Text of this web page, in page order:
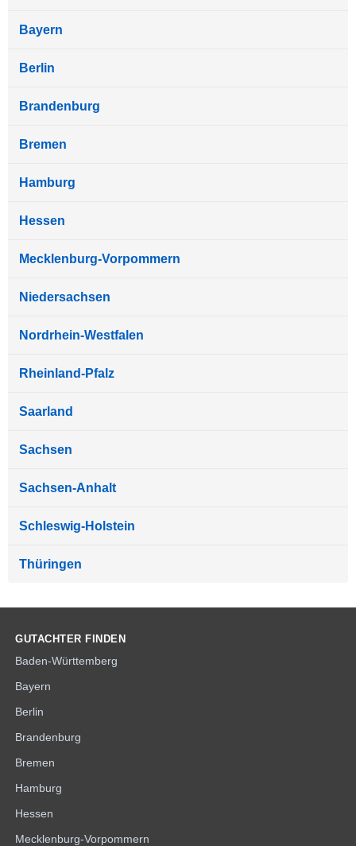
Bayern
Berlin
Brandenburg
Bremen
Hamburg
Hessen
Mecklenburg-Vorpommern
Niedersachsen
Nordrhein-Westfalen
Rheinland-Pfalz
Saarland
Sachsen
Sachsen-Anhalt
Schleswig-Holstein
Thüringen
GUTACHTER FINDEN
Baden-Württemberg
Bayern
Berlin
Brandenburg
Bremen
Hamburg
Hessen
Mecklenburg-Vorpommern